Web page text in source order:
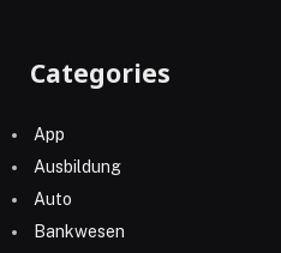
Categories
App
Ausbildung
Auto
Bankwesen